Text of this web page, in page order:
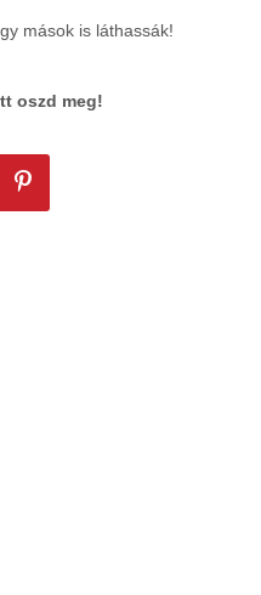
mások is láthassák!
oszd meg!